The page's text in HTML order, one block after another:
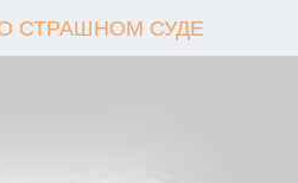
О СТРАШНОМ СУДЕ